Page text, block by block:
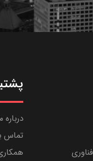
درباره
تماس